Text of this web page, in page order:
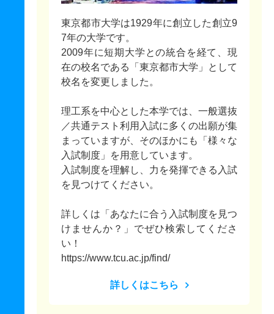
東京都市大学は1929年に創立した創立9
7年の大学です。
2009年に短期大学との統合を経て、現
在の校名である「東京都市大学」として
校名を変更しました。
理工系を中心とした本学では、一般選抜
／共通テスト利用入試に多くの出願が集
まっていますが、そのほかにも「様々な
入試制度」を用意しています。
入試制度を理解し、力を発揮できる入試
を見つけてください。
詳しくは「あなたに合う入試制度を見つ
けませんか？」でぜひ検索してくださ
い！
https://www.tcu.ac.jp/find/
詳しくはこちら